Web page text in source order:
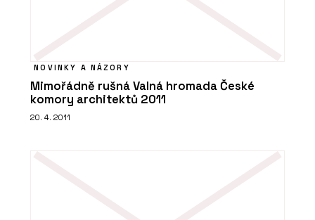
NOVINKY A NÁZORY
Mimořádně rušná Valná hromada České
komory architektů 2011
20. 4. 2011